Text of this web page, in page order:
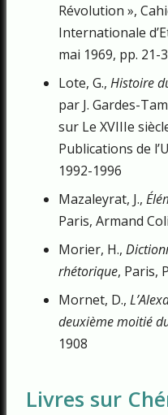
Révolution »,
Internationale
mai 1969, pp. 21-
Lote, G., Histoire
par J. Gardes-
sur Le XVIIIe
Publications de
1992-1996
Mazaleyrat, J.,
Paris, Armand
Morier, H.,
rhétorique, Paris,
Mornet, D.,
deuxième moitié
1908
Livres sur